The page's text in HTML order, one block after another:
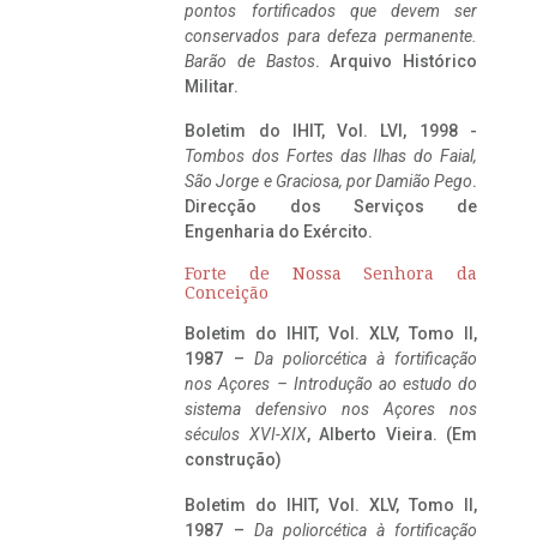
pontos fortificados que devem ser
conservados para defeza permanente.
Barão de Bastos. Arquivo Histórico
Militar.
Boletim do IHIT, Vol. LVI, 1998 -
Tombos dos Fortes das Ilhas do Faial,
São Jorge e Graciosa, por Damião Pego.
Direcção dos Serviços de
Engenharia do Exército.
Forte de Nossa Senhora da
Conceição
Boletim do IHIT, Vol. XLV, Tomo II,
1987 – Da poliorcética à fortificação
nos Açores – Introdução ao estudo do
sistema defensivo nos Açores nos
séculos XVI-XIX, Alberto Vieira. (Em
construção)
Boletim do IHIT, Vol. XLV, Tomo II,
1987 – Da poliorcética à fortificação